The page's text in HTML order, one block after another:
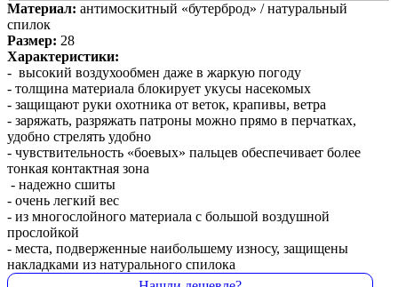
Материал: антимоскитный «бутерброд» / натуральный
спилок
Размер: 28
Характеристики:
- высокий воздухообмен даже в жаркую погоду
- толщина материала блокирует укусы насекомых
- защищают руки охотника от веток, крапивы, ветра
- заряжать, разряжать патроны можно прямо в перчатках,
удобно стрелять удобно
- чувствительность «боевых» пальцев обеспечивает более
тонкая контактная зона
- надежно сшиты
- очень легкий вес
- из многослойного материала с большой воздушной
прослойкой
- места, подверженные наибольшему износу, защищены
накладками из натурального спилока